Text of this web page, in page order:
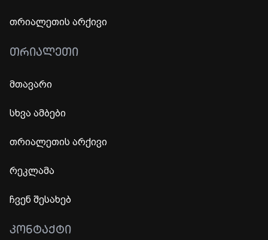
თრიალეთის არქივი
ᲗᲠᲘᲐᲚᲔᲗᲘ
მთავარი
სხვა ამბები
თრიალეთის არქივი
რეკლამა
ჩვენ შესახებ
ᲙᲝᲜᲢᲐᲥᲢᲘ